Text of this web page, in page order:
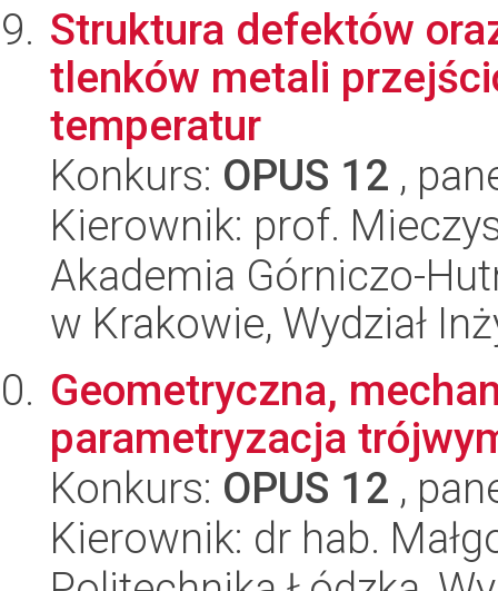
Struktura defektów
tlenków metali
temperatur
Konkurs: OPUS 12 ,
Kierownik: prof.
Akademia Górniczo-
w Krakowie, Wydział
Geometryczna,
parametryzacja
Konkurs: OPUS 12 ,
Kierownik: dr hab.